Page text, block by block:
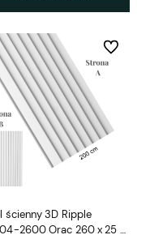
ścienny 3D Ripple
2600 Orac 260 x 25 x
Do